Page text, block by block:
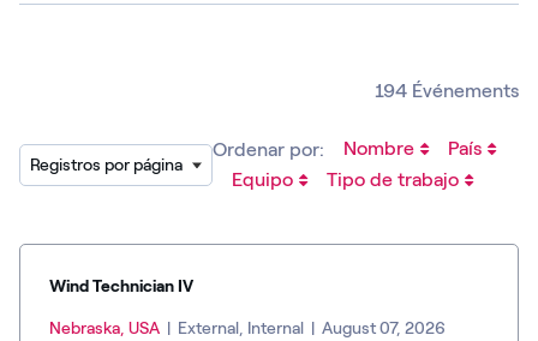
194 Événements
Registros por página
Ordenar por:
Wind Technician IV
Nebraska, USA | External, Internal | August 07, 2026